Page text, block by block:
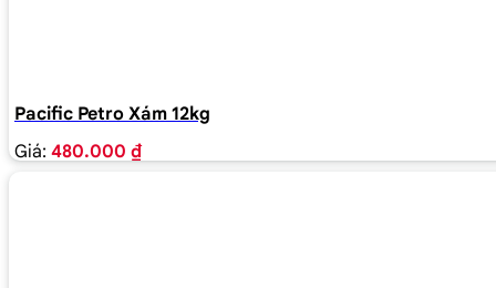
Pacific Petro Xám 12kg
Giá: 480.000 ₫